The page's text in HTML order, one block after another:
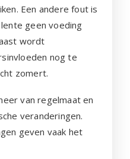
Een andere fout is
geen voeding
wordt
nog te
zomert.
van regelmaat en
veranderingen.
geven vaak het